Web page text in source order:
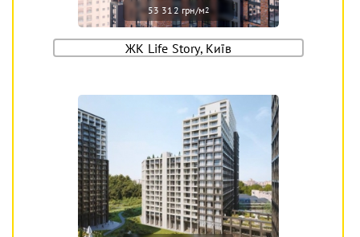
53 312 грн/м2
ЖК Life Story, Київ